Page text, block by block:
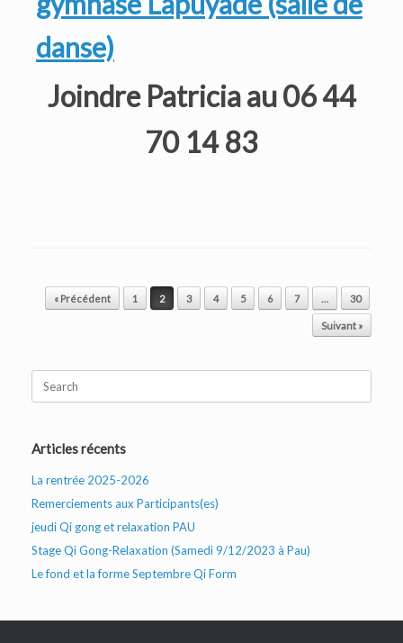
danse)
Joindre Patricia au 06 44
70 14 83
Post navigation
« Précédent 1 2 3 4 5 6 7 … 30
Suivant »
for:
Articles récents
La rentrée 2025-2026
Remerciements aux Participants(es)
jeudi Qi gong et relaxation PAU
Stage Qi Gong-Relaxation (Samedi 9/12/2023 à Pau)
Le fond et la forme Septembre Qi Form